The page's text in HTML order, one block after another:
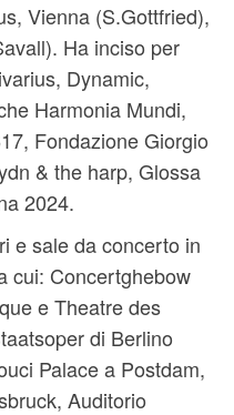
Vienna (S.Gottfried),
Ha inciso per
Dynamic,
Harmonia Mundi,
Fondazione Giorgio
& the harp, Glossa
2024.
e sale da concerto in
cui: Concertghebow
e Theatre des
di Berlino
Palace a Postdam,
Auditorio